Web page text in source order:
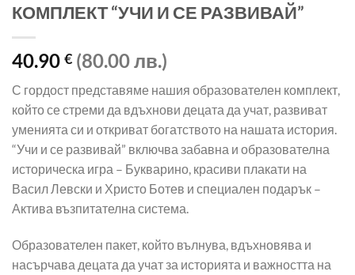
КОМПЛЕКТ “УЧИ И СЕ РАЗВИВАЙ”
40.90 € (80.00 лв.)
С гордост представяме нашия образователен комплект,
който се стреми да вдъхнови децата да учат, развиват
уменията си и откриват богатството на нашата история.
“Учи и се развивай” включва забавна и образователна
историческа игра – Букварино, красиви плакати на
Васил Левски и Христо Ботев и специален подарък –
Актива възпитателна система.
Образователен пакет, който вълнува, вдъхновява и
насърчава децата да учат за историята и важността на